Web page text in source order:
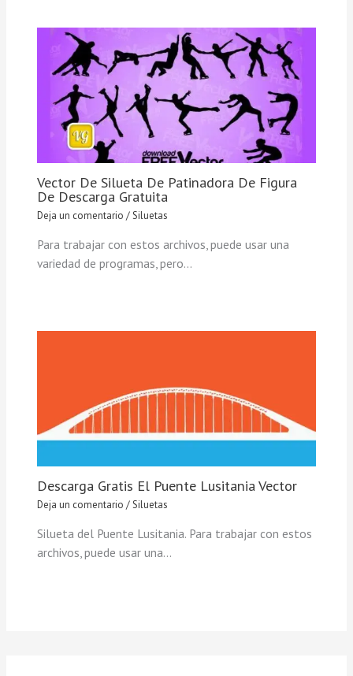
Vector De Silueta De Patinadora De Figura
De Descarga Gratuita
Deja un comentario /Siluetas
Para trabajar con estos archivos, puede usar una
variedad de programas, pero…
Descarga Gratis El Puente Lusitania Vector
Deja un comentario /Siluetas
Silueta del Puente Lusitania. Para trabajar con estos
archivos, puede usar una…